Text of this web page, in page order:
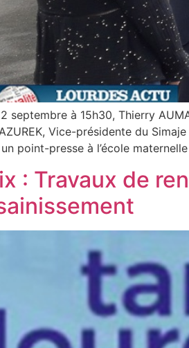
septembre à 15h30, Thierry
Vice-présidente du
point-presse à l’école
: Travaux de